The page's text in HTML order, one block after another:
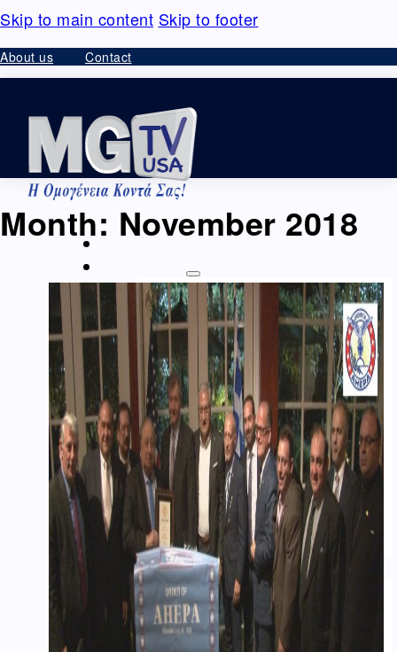
Skip to main content Skip to footer
About us Contact
Ομογένεια – Community
Καλλιτεχνικά-Arts-Music
Καλλιτεχνικά –
Ελλάδα
Διαφημίσεις – Ads
Real Estate
Εμπόριο – Commerce
Ιατρικά-Medical
Ιστορικά Video
Θρησκευτικά Θέματα
Επικαιρότητα – News
Διασκέδαση – Entertainment
ΑΡΘΡΟΓΡΑΦΊΑ
Ομογένεια
Ελλάδα
Καλλιτεχνικά
Month: November 2018